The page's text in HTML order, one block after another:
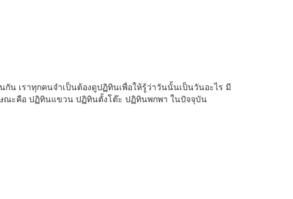
เราทุกคนจำเป็นต้องดูปฏิทินเพื่อให้รู้ว่าวันนั้นเป็นวันอะไร มี
ณะคือ ปฏิทินแขวน ปฏิทินตั้งโต๊ะ ปฏิทินพกพา ในปัจจุบัน